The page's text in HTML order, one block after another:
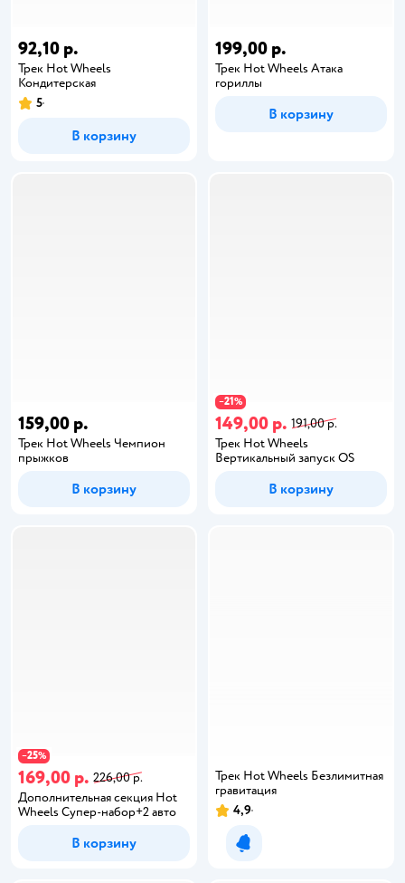
92,10 р.
Трек Hot Wheels
Кондитерская
5
В корзину
199,00 р.
Трек Hot Wheels Атака
гориллы
В корзину
159,00 р.
Трек Hot Wheels Чемпион
прыжков
В корзину
−21%
149,00 р. 191,00 р.
Трек Hot Wheels
Вертикальный запуск OS
В корзину
−25%
169,00 р. 226,00 р.
Дополнительная секция Hot
Wheels Супер-набор+2 авто
В корзину
Трек Hot Wheels Безлимитная
гравитация
4,9
Уведомить о появлении